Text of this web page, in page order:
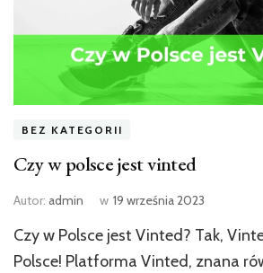
BEZ KATEGORII
Czy w polsce jest vinted
Autor: admin w 19 września 2023
Czy w Polsce jest Vinted? Tak,
Polsce! Platforma Vinted, znana